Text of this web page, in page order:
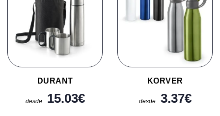
DURANT
desde 15.03€
KORVER
desde 3.37€